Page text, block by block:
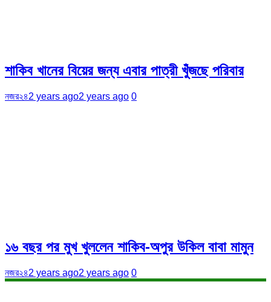
শাকিব খানের বিয়ের জন্য এবার পাত্রী খুঁজছে পরিবার
নজর২৪2 years ago2 years ago 0
১৬ বছর পর মুখ খুললেন শাকিব-অপুর উকিল বাবা মামুন
নজর২৪2 years ago2 years ago 0